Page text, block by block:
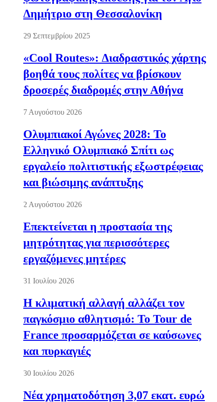
Δημήτριο στη Θεσσαλονίκη
29 Σεπτεμβρίου 2025
«Cool Routes»: Διαδραστικός χάρτης
βοηθά τους πολίτες να βρίσκουν
δροσερές διαδρομές στην Αθήνα
7 Αυγούστου 2026
Ολυμπιακοί Αγώνες 2028: Το
Ελληνικό Ολυμπιακό Σπίτι ως
εργαλείο πολιτιστικής εξωστρέφειας
και βιώσιμης ανάπτυξης
2 Αυγούστου 2026
Επεκτείνεται η προστασία της
μητρότητας για περισσότερες
εργαζόμενες μητέρες
31 Ιουλίου 2026
Η κλιματική αλλαγή αλλάζει τον
παγκόσμιο αθλητισμό: Το Tour de
France προσαρμόζεται σε καύσωνες
και πυρκαγιές
30 Ιουλίου 2026
Νέα χρηματοδότηση 3,07 εκατ. ευρώ